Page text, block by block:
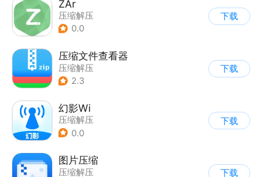
ZAr
压缩解压
0.0
下载
压缩文件查看器
压缩解压
2.3
下载
幻影Wi
压缩解压
0.0
下载
图片压缩
压缩解压
下载